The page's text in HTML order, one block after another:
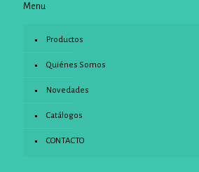
Menu
Productos
Quiénes Somos
Novedades
Catálogos
CONTACTO